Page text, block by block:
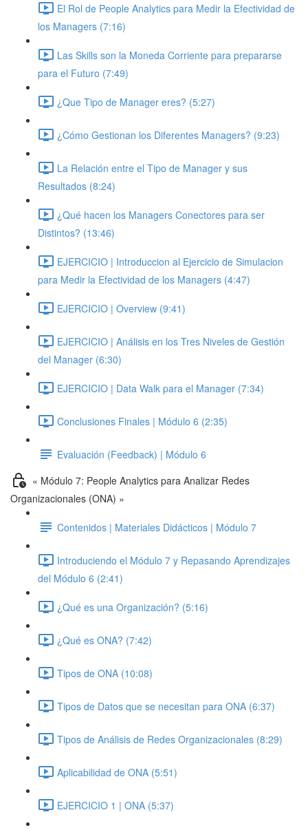
El Rol de People Analytics para Medir la Efectividad de
los Managers (7:16)
Las Skills son la Moneda Corriente para prepararse
para el Futuro (7:49)
¿Que Tipo de Manager eres? (5:27)
¿Cómo Gestionan los Diferentes Managers? (9:23)
La Relación entre el Tipo de Manager y sus
Resultados (8:24)
¿Qué hacen los Managers Conectores para ser
Distintos? (13:46)
EJERCICIO | Introduccion al Ejercicio de Simulacion
para Medir la Efectividad de los Managers (4:47)
EJERCICIO | Overview (9:41)
EJERCICIO | Análisis en los Tres Niveles de Gestión
del Manager (6:30)
EJERCICIO | Data Walk para el Manager (7:34)
Conclusiones Finales | Módulo 6 (2:35)
Evaluación (Feedback) | Módulo 6
« Módulo 7: People Analytics para Analizar Redes
Organizacionales (ONA) »
Contenidos | Materiales Didácticos | Módulo 7
Introduciendo el Módulo 7 y Repasando Aprendizajes
del Módulo 6 (2:41)
¿Qué es una Organización? (5:16)
¿Qué es ONA? (7:42)
Tipos de ONA (10:08)
Tipos de Datos que se necesitan para ONA (6:37)
Tipos de Análisis de Redes Organizacionales (8:29)
Aplicabilidad de ONA (5:51)
EJERCICIO 1 | ONA (5:37)